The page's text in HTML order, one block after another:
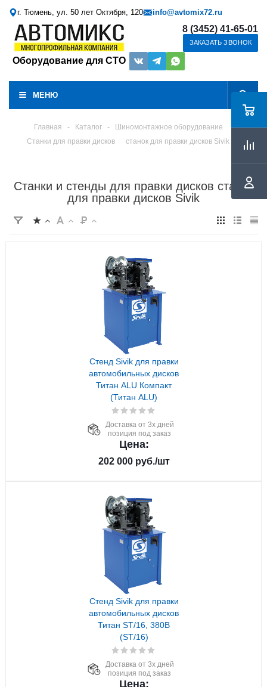
г. Тюмень, ул. 50 лет Октября, 120 info@avtomix72.ru
Оборудование для СТО
8 (3452) 41-65-01
ЗАКАЗАТЬ ЗВОНОК
МЕНЮ
Главная - Каталог -
Шиномонтажное оборудование
Станки для правки дисков
станок для правки дисков Sivik
Станки и стенды для правки дисков станок
для правки дисков Sivik
Стенд Sivik для правки
автомобильных дисков
Титан ALU Компакт
(Титан ALU)
Доставка от 3х дней
позиция под заказ
Цена:
202 000руб./шт
Стенд Sivik для правки
автомобильных дисков
Титан ST/16, 380В
(ST/16)
Доставка от 3х дней
позиция под заказ
Цена: